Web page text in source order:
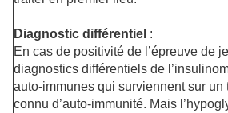
Diagnostic différentiel :
En cas de positivité de l’épreuve de
diagnostics différentiels de
auto-immunes qui surviennent sur
connu d’auto-immunité. Mais